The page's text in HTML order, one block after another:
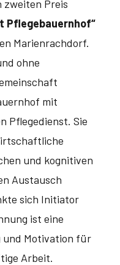
zweiten Preis
Pflegebauernhof“
Marienrachdorf.
ohne
mit
Pflege­dienst. Sie
und kognitiven
Austausch
sich Initiator
ist eine
und Motivation für
Arbeit.